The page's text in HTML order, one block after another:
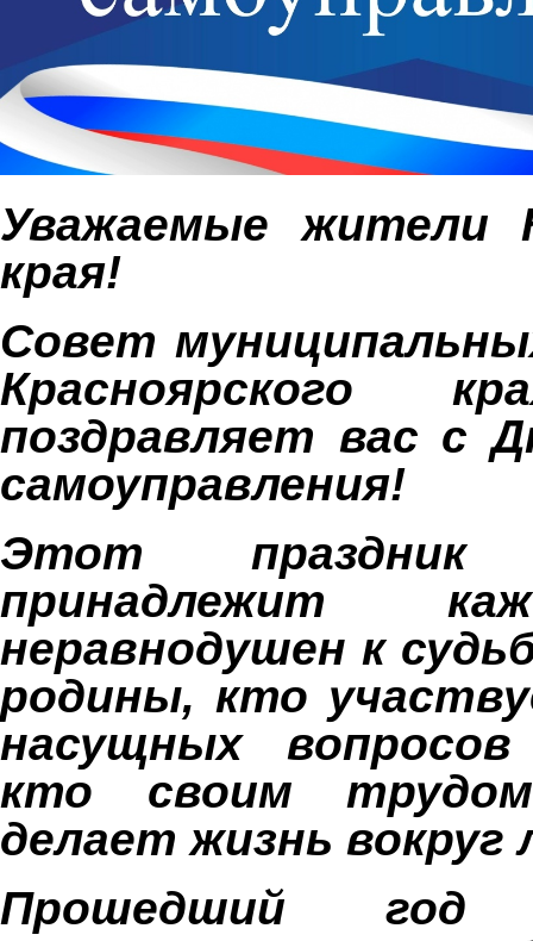
Уважаемые жители
края!
Совет
Красноярского
поздравляет вас с
самоуправления!
Этот
принадлежит
неравнодушен к
родины, кто
насущных
кто своим
делает жизнь вокруг
Прошедший